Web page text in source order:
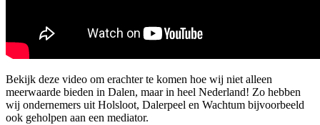
Bekijk deze video om erachter te komen hoe wij niet alleen
meerwaarde bieden in Dalen, maar in heel Nederland! Zo hebben
wij ondernemers uit Holsloot, Dalerpeel en Wachtum bijvoorbeeld
ook geholpen aan een mediator.